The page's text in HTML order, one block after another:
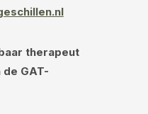
therapeut
GAT-